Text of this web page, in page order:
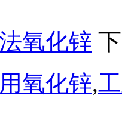
氧化锌
氧化锌,